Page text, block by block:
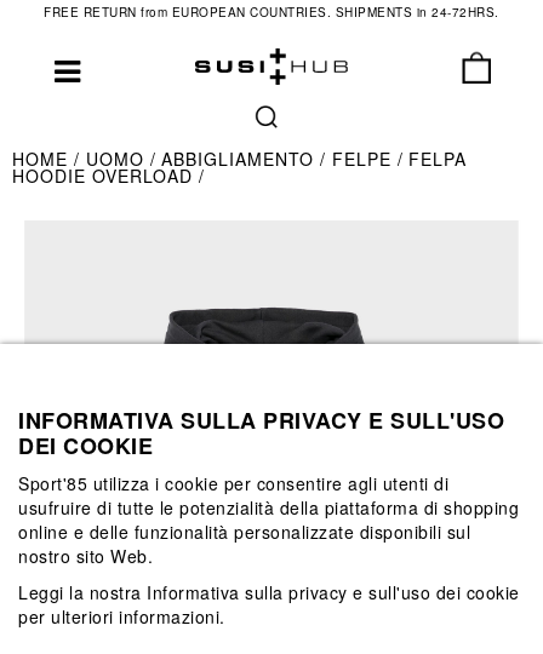
FREE RETURN from EUROPEAN COUNTRIES. SHIPMENTS in 24-72HRS.
HOME UOMO ABBIGLIAMENTO FELPE FELPA
HOODIE OVERLOAD
INFORMATIVA SULLA PRIVACY E SULL'USO
DEI COOKIE
Sport'85 utilizza i cookie per consentire agli utenti di
usufruire di tutte le potenzialità della piattaforma di shopping
online e delle funzionalità personalizzate disponibili sul
nostro sito Web.
Leggi la nostra Informativa sulla privacy e sull'uso dei cookie
per ulteriori informazioni.